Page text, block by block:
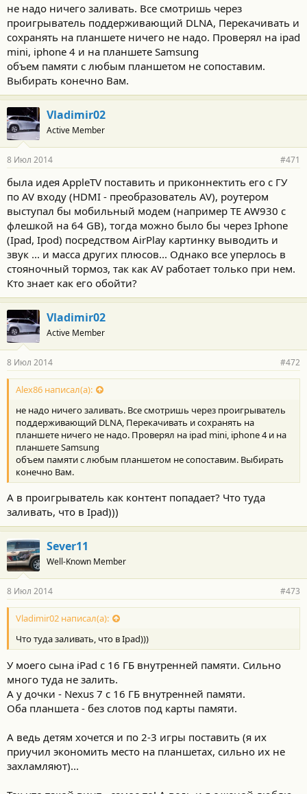
не надо ничего заливать. Все смотришь через
проигрыватель поддерживающий DLNA, Перекачивать и
сохранять на планшете ничего не надо. Проверял на ipad
mini, iphone 4 и на планшете Samsung
объем памяти с любым планшетом не сопоставим.
Выбирать конечно Вам.
Vladimir02
Active Member
8 Июл 2014 #471
была идея AppleTV поставить и приконнектить его с ГУ
по AV входу (HDMI - преобразователь AV), роутером
выступал бы мобильный модем (например TE AW930 с
флешкой на 64 GB), тогда можно было бы через Iphone
(Ipad, Ipod) посредством AirPlay картинку выводить и
звук ... и масса других плюсов... Однако все уперлось в
стояночный тормоз, так как AV работает только при нем.
Кто знает как его обойти?
Vladimir02
Active Member
8 Июл 2014 #472
Alex86 написал(а):
не надо ничего заливать. Все смотришь через проигрыватель
поддерживающий DLNA, Перекачивать и сохранять на
планшете ничего не надо. Проверял на ipad mini, iphone 4 и на
планшете Samsung
объем памяти с любым планшетом не сопоставим. Выбирать
конечно Вам.
А в проигрыватель как контент попадает? Что туда
заливать, что в Ipad)))
Sever11
Well-Known Member
8 Июл 2014 #473
Vladimir02 написал(а):
Что туда заливать, что в Ipad)))
У моего сына iPad с 16 ГБ внутренней памяти. Сильно
много туда не залить.
А у дочки - Nexus 7 с 16 ГБ внутренней памяти.
Оба планшета - без слотов под карты памяти.
А ведь детям хочется и по 2-3 игры поставить (я их
приучил экономить место на планшетах, сильно их не
захламляют)...